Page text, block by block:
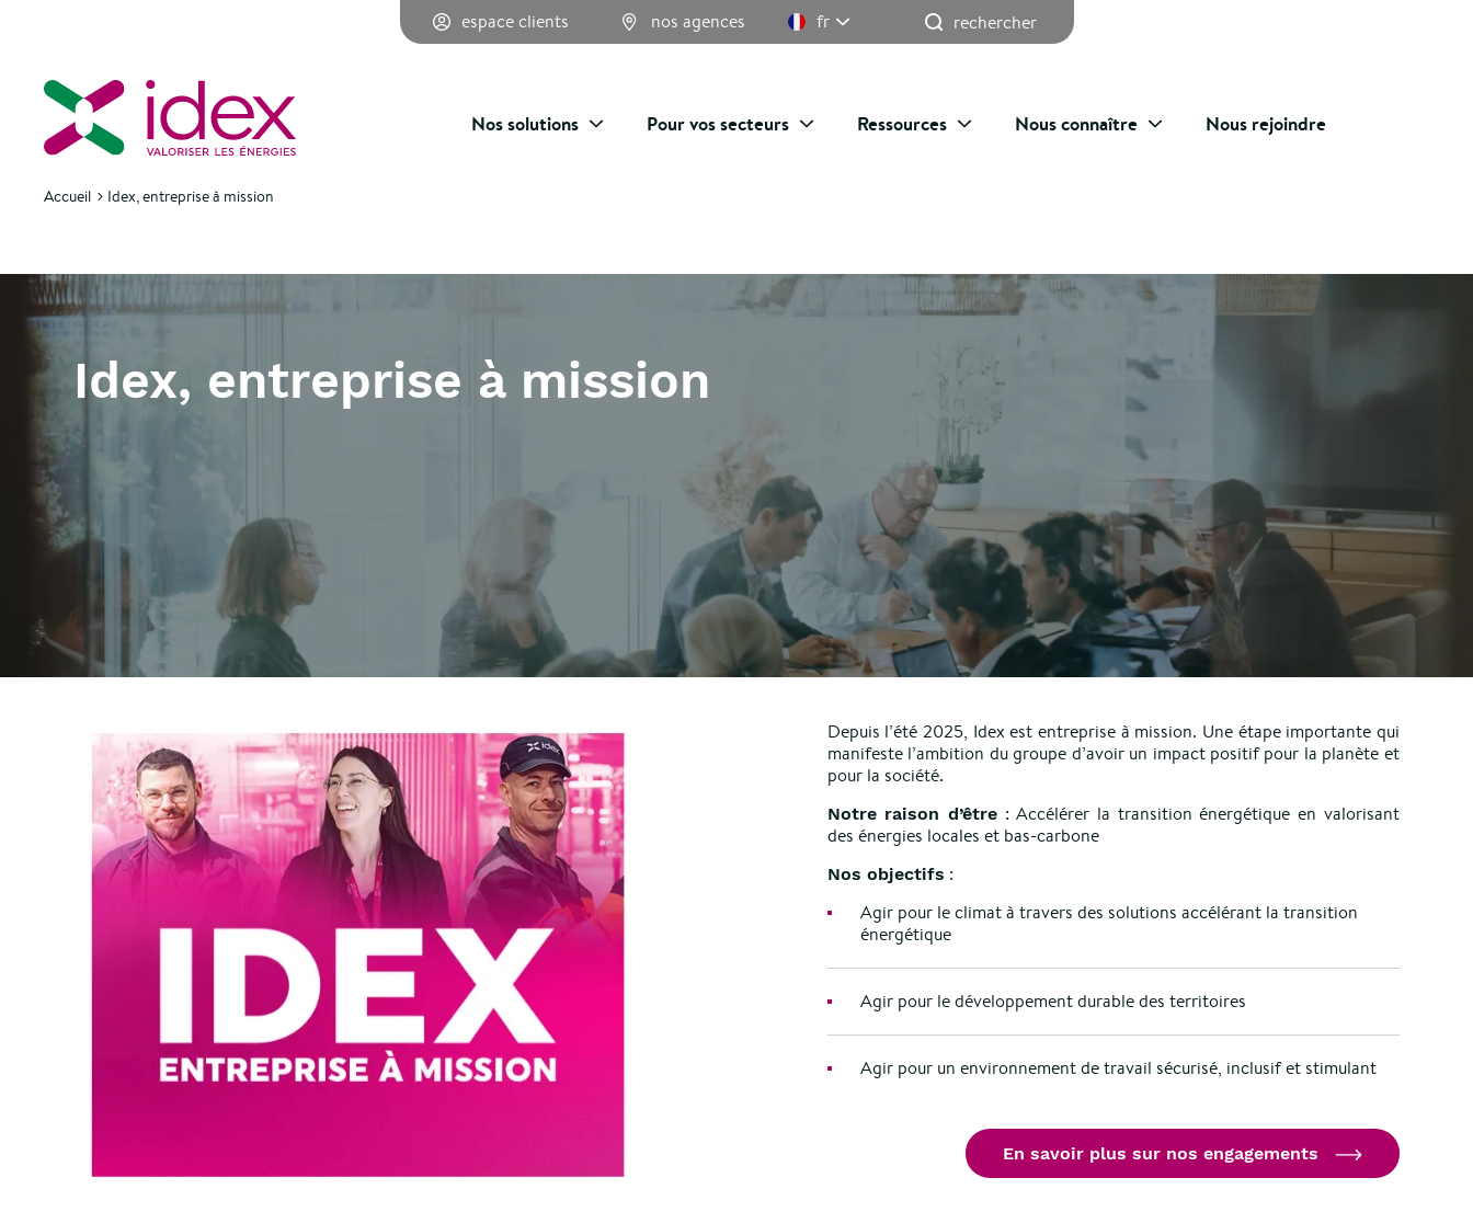
espace clients nos agences fr
Nos solutions Pour vos secteurs Ressources Nous connaître Nous rejoindre
Accueil Idex, entreprise à mission
Idex, entreprise à mission
Depuis l’été 2025, Idex est entreprise à mission. Une étape importante qui
manifeste l’ambition du groupe d’avoir un impact positif pour la planète et
pour la société.
Notre raison d’être : Accélérer la transition énergétique en valorisant
des énergies locales et bas-carbone
Nos objectifs :
Agir pour le climat à travers des solutions accélérant la transition
énergétique
Agir pour le développement durable des territoires
Agir pour un environnement de travail sécurisé, inclusif et stimulant
En savoir plus sur nos engagements